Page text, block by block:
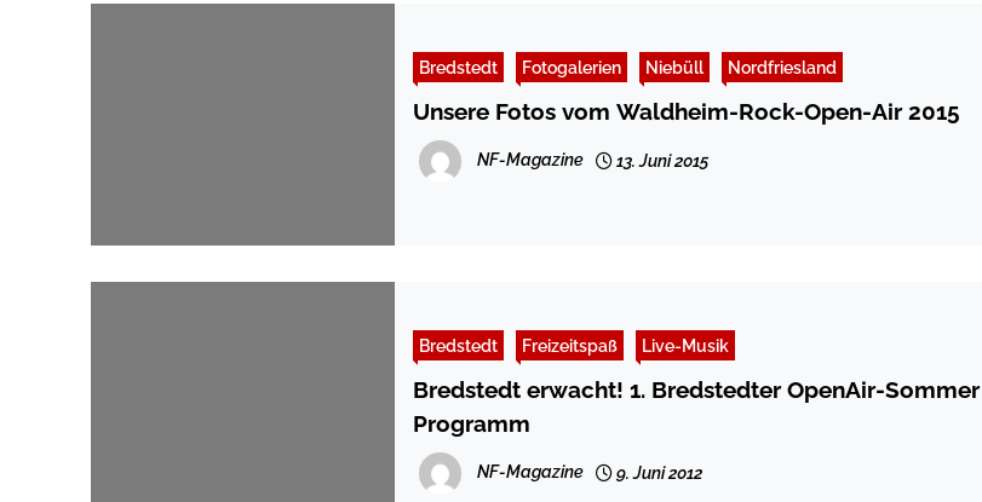
Bredstedt Fotogalerien Niebüll Nordfriesland
Unsere Fotos vom Waldheim-Rock-Open-Air 2015
NF-Magazine 13. Juni 2015
Bredstedt Freizeitspaß Live-Musik
Bredstedt erwacht! 1. Bredstedter OpenAir-Sommer –
Programm
NF-Magazine 9. Juni 2012